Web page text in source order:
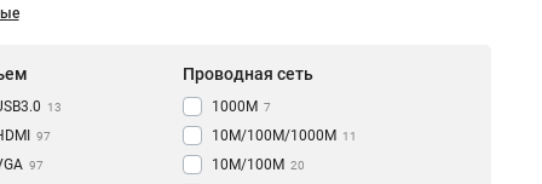
13
97
97
Проводная сеть
1000M 7
10M/100M/1000М 11
10M/100M 20